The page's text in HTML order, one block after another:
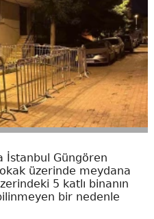
İstanbul Güngören
üzerinde meydana
5 katlı binanın
bir nedenle